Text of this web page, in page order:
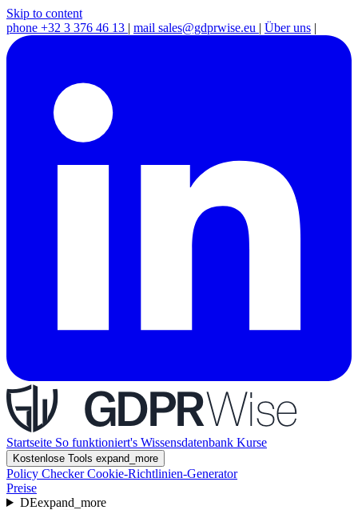
Skip to content
phone +32 3 376 46 13 | mail sales@gdprwise.eu | Über uns |
Startseite So funktioniert's Wissensdatenbank Kurse
Kostenlose Tools expand_more
Policy CheckerCookie-Richtlinien-Generator
Preise
DEexpand_more